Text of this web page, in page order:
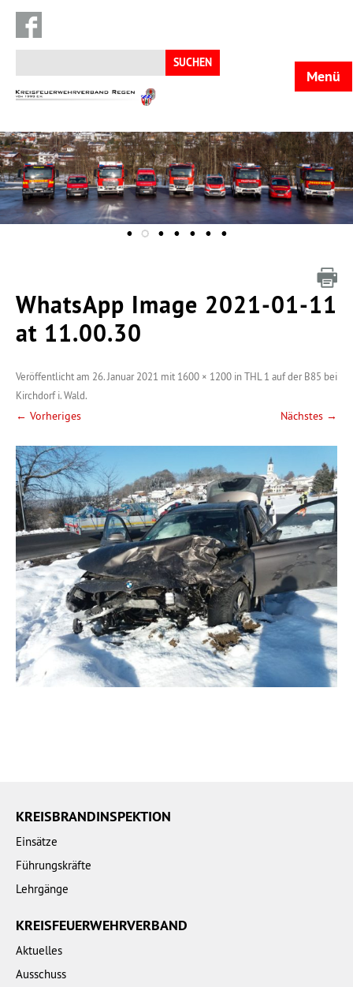
Suchen
nach:
KFV
Menü
WhatsApp Image 2021-01-11
at 11.00.30
Veröffentlicht am 26. Januar 2021 mit 1600 × 1200 inTHL 1 auf der B85 bei
Kirchdorf i. Wald.
← Vorheriges Nächstes →
KREISBRANDINSPEKTION
Einsätze
Führungskräfte
Lehrgänge
KREISFEUERWEHRVERBAND
Aktuelles
Ausschuss